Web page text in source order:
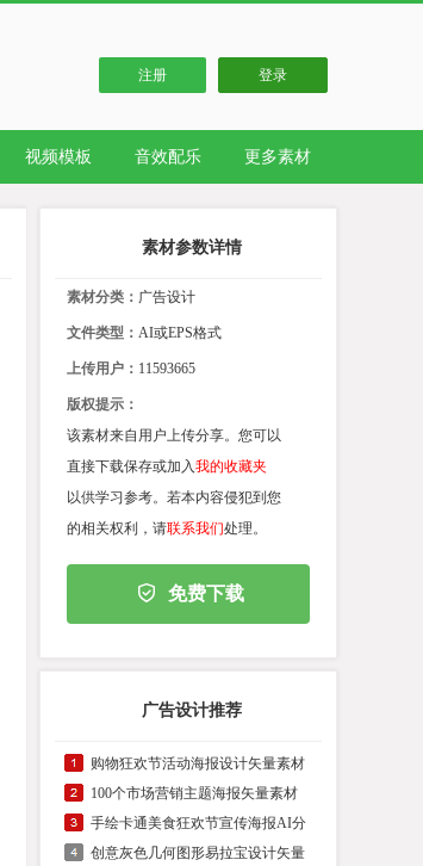
注册 登录
视频模板 音效配乐 更多素材
素材参数详情
素材分类： 广告设计
文件类型： AI或EPS格式
上传用户： 11593665
版权提示：
该素材来自用户上传分享。您可以
直接下载保存或加入我的收藏夹
以供学习参考。若本内容侵犯到您
的相关权利，请联系我们处理。
免费下载
广告设计推荐
购物狂欢节活动海报设计矢量素材
100个市场营销主题海报矢量素材
手绘卡通美食狂欢节宣传海报AI分
创意灰色几何图形易拉宝设计矢量